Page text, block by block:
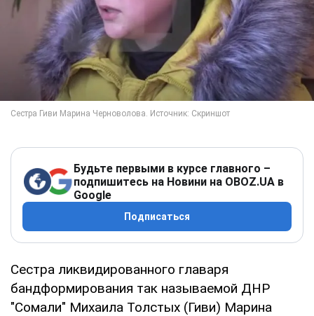
Будьте первыми в курсе главного –
подпишитесь на Новини на OBOZ.UA в
Google
Подписаться
Сестра ликвидированного главаря
бандформирования так называемой ДНР
"Сомали" Михаила Толстых (Гиви) Марина